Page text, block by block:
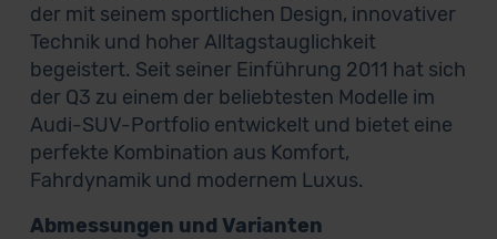
der mit seinem sportlichen Design, innovativer
Technik und hoher Alltagstauglichkeit
begeistert. Seit seiner Einführung 2011 hat sich
der Q3 zu einem der beliebtesten Modelle im
Audi-SUV-Portfolio entwickelt und bietet eine
perfekte Kombination aus Komfort,
Fahrdynamik und modernem Luxus.
Abmessungen und Varianten